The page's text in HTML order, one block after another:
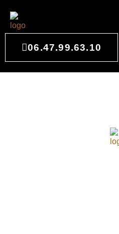
06.47.99.63.10